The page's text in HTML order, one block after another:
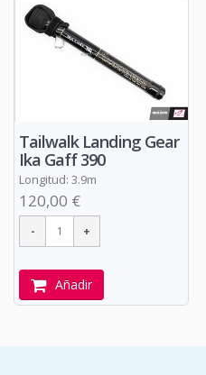
Tailwalk Landing Gear
Ika Gaff 390
Longitud: 3.9m
120,00 €
Añadir